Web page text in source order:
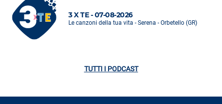
3 X TE - 07-08-2026
Le canzoni della tua vita - Serena - Orbetello (GR)
TUTTI I PODCAST